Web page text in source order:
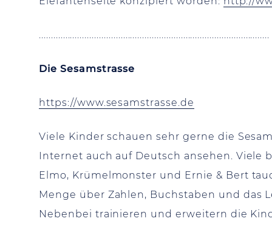
................................................................................................
Die Sesamstrasse
https://www.sesamstrasse.de
Viele Kinder schauen sehr gerne die
Internet auch auf Deutsch ansehen. Viele
Elmo, Krümelmonster und Ernie & Bert
Menge über Zahlen, Buchstaben und das
Nebenbei trainieren und erweitern die